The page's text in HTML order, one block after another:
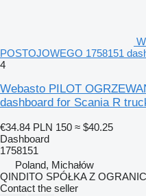
POSTOJOWEGO 1758151
4
Webasto PILOT
dashboard for Scania R
€34.84 PLN 150 ≈ $40.25
Dashboard
1758151
Poland, Michałów
QINDITO SPÓŁKA Z
Contact the seller